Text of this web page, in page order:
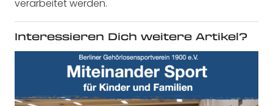
verarbeitet werden.
Interessieren Dich weitere Artikel?